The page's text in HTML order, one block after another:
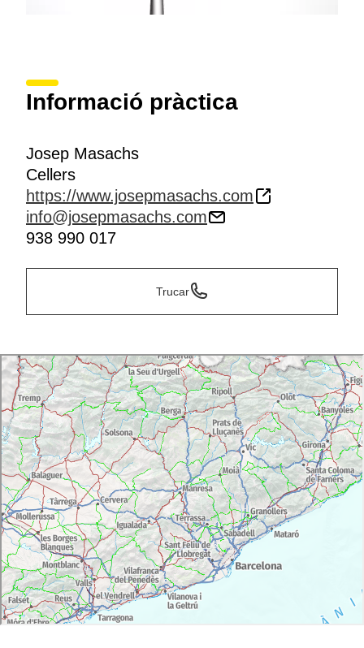
Informació pràctica
Josep Masachs
Cellers
https://www.josepmasachs.com
info@josepmasachs.com
938 990 017
Trucar